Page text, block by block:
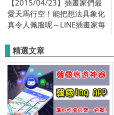
【2015/04/23】插畫家們最
愛天馬行空！能把想法具象化
真令人佩服呢～LINE插畫家每
載中！
精選文章